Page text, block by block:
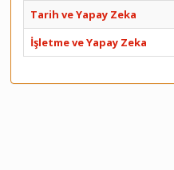
Tarih ve Yapay Zeka
İşletme ve Yapay Zeka